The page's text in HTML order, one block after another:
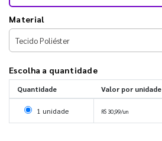
Material
Escolha a quantidade
Quantidade Valor por unidade
Selecionar 1 unidade
1 unidade R$ 30,99/un